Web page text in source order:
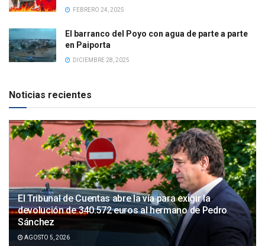
FEBRERO 24, 2025
El barranco del Poyo con agua de parte a parte
en Paiporta
DICIEMBRE 28, 2025
Noticias recientes
El Tribunal de Cuentas abre la vía para exigir la
devolución de 340.572 euros al hermano de Pedro
Sánchez
AGOSTO 5, 2026